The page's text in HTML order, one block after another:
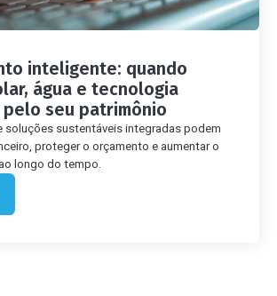
inteligente: quando
água e tecnologia
seu patrimônio
soluções sustentáveis integradas podem
proteger o orçamento e aumentar o
longo do tempo.